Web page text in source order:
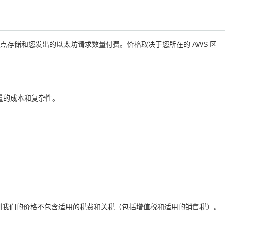
储和您发出的以太坊请求数量付费。价格取决于您所在的 AWS 区
成本和复杂性。
们的价格不包含适用的税费和关税（包括增值税和适用的销售税）。